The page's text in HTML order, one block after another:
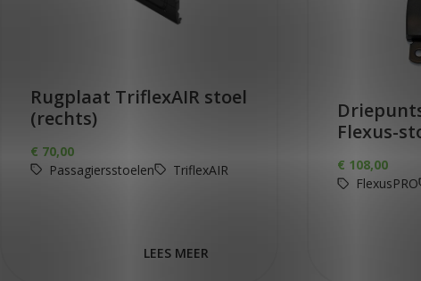
Rugplaat TriflexAIR stoel
(rechts)
€ 70,00
Passagiersstoelen
TriflexAIR
LEES MEER
Flexus-
€ 108,00
FlexusPRO